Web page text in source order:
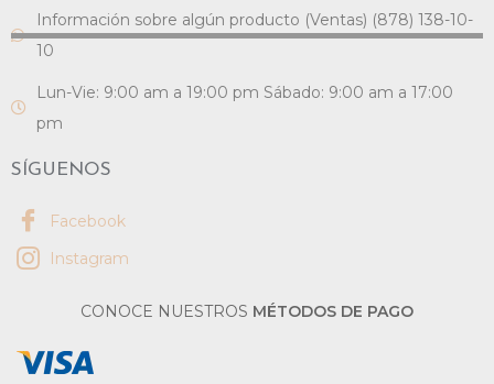
Información sobre algún producto (Ventas) (878) 138-10-
10
Lun-Vie: 9:00 am a 19:00 pm Sábado: 9:00 am a 17:00
pm
SÍGUENOS
Facebook
Instagram
CONOCE NUESTROS MÉTODOS DE PAGO